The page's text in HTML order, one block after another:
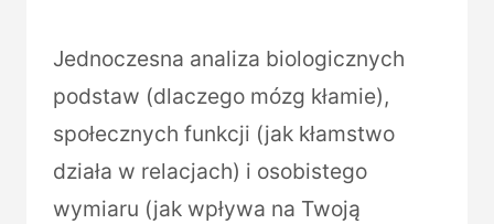
Jednoczesna analiza biologicznych
podstaw (dlaczego mózg kłamie),
społecznych funkcji (jak kłamstwo
działa w relacjach) i osobistego
wymiaru (jak wpływa na Twoją